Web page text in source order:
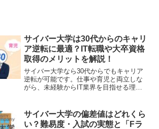
サイバー大学は30代からのキャリ
ア逆転に最適？IT転職や大卒資格
取得のメリットを解説！
サイバー大学なら30代からでもキャリア
逆転が可能です。仕事や育児と両立しな
がら、未経験からIT業界を目指せる理由
モノの武器」を手に入れるための秘訣を
確認しましょう。
サイバー大学の偏差値はどれくら
い？難易度・入試の実態と「Fラ